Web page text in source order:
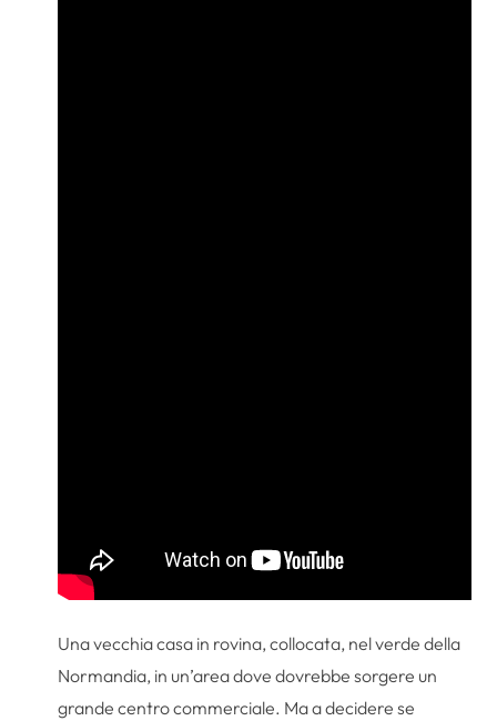
Una vecchia casa in rovina, collocata, nel verde della
Normandia, in un’area dove dovrebbe sorgere un
grande centro commerciale. Ma a decidere se